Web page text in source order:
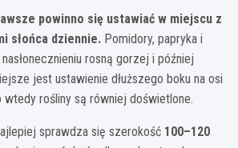
powinno się ustawiać w miejscu z
słońca dziennie. Pomidory, papryka i
rosną gorzej i później
jest ustawienie dłuższego boku na osi
wtedy rośliny są równiej doświetlone.
sprawdza się szerokość 100–120